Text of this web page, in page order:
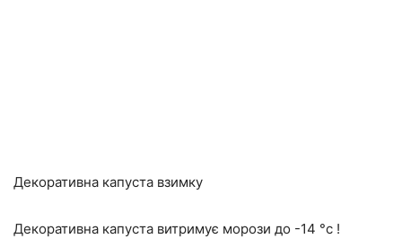
Декоративна капуста взимку
Декоративна капуста витримує морози до -14 °с !